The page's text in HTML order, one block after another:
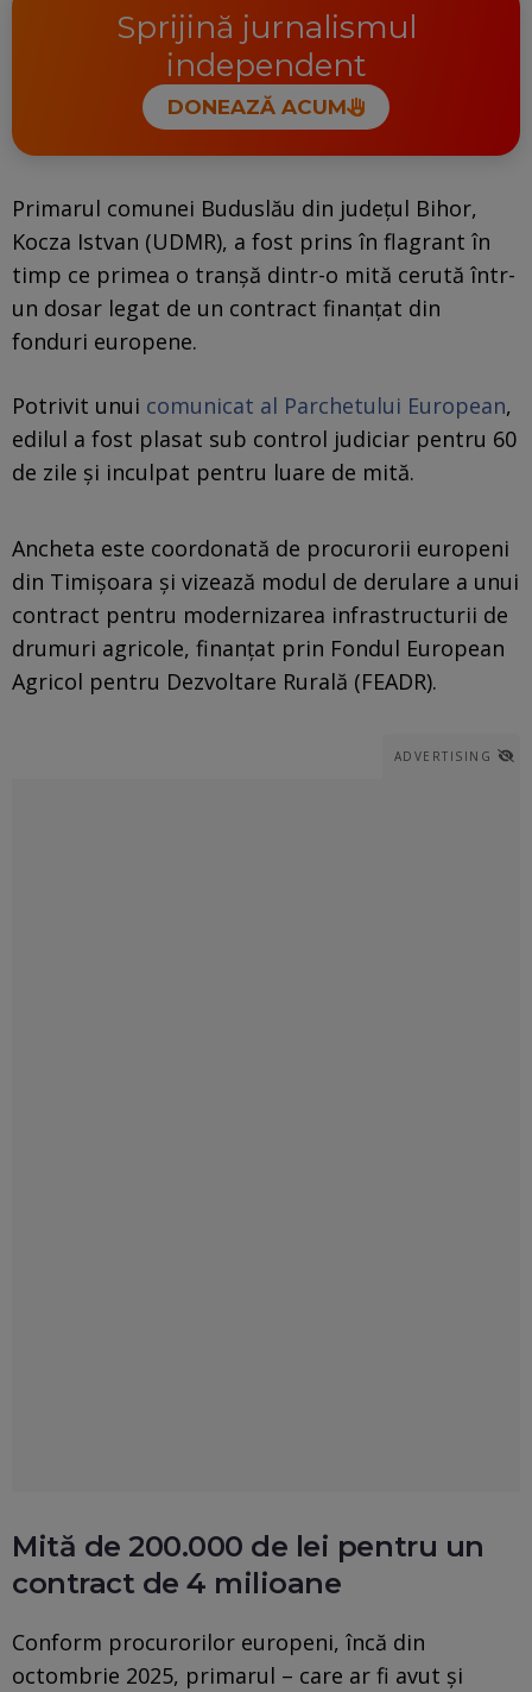
Sprijină jurnalismul
independent
DONEAZĂ ACUM
Primarul comunei Buduslău din județul Bihor,
Kocza Istvan (UDMR), a fost prins în flagrant în
timp ce primea o tranșă dintr-o mită cerută într-
un dosar legat de un contract finanțat din
fonduri europene.
Potrivit unui comunicat al Parchetului European,
edilul a fost plasat sub control judiciar pentru 60
de zile și inculpat pentru luare de mită.
Ancheta este coordonată de procurorii europeni
din Timișoara și vizează modul de derulare a unui
contract pentru modernizarea infrastructurii de
drumuri agricole, finanțat prin Fondul European
Agricol pentru Dezvoltare Rurală (FEADR).
ADVERTISING
Mită de 200.000 de lei pentru un
contract de 4 milioane
Conform procurorilor europeni, încă din
octombrie 2025, primarul – care ar fi avut și